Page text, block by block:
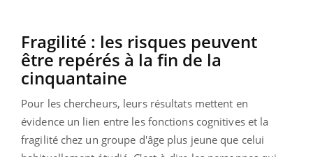
Fragilité : les risques peuvent
être repérés à la fin de la
cinquantaine
Pour les chercheurs, leurs résultats mettent en
évidence un lien entre les fonctions cognitives et la
fragilité chez un groupe d'âge plus jeune que celui